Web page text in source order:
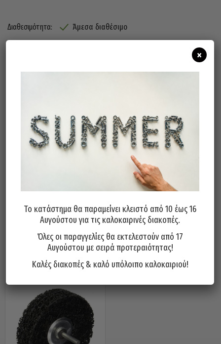
Διαθεσιμότητα: Άμεσα διαθέσιμο
Εφαρμογή: σε μεταλλικές κατασκευές,
καθαρισμός συγκόλλησης, καθαρισμός
σκυροδέματος και ξύλινων επιφανειών,
αφαίρεση χρωμάτων, βερνικιών και
RPM MAX : 10.000
Σχετικά προϊόντα
Το κατάστημα θα παραμείνει κλειστό από 10 έως 16
Αυγούστου για τις καλοκαιρινές διακοπές.
Όλες οι παραγγελίες θα εκτελεστούν από 17
Αυγούστου με σειρά προτεραιότητας!
Καλές διακοπές & καλό υπόλοιπο καλοκαιριού!
×